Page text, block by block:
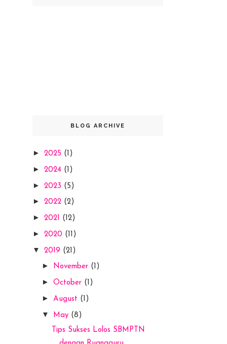
BLOG ARCHIVE
► 2025 (1)
► 2024 (1)
► 2023 (5)
► 2022 (2)
► 2021 (12)
► 2020 (11)
▼ 2019 (21)
► November (1)
► October (1)
► August (1)
▼ May (8)
Tips Sukses Lolos SBMPTN